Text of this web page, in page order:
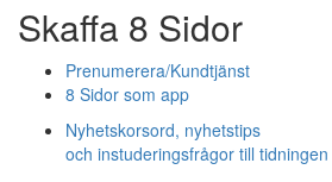
Skaffa 8 Sidor
Prenumerera/Kundtjänst
8 Sidor som app
Nyhetskorsord, nyhetstips
och instuderingsfrågor till tidningen